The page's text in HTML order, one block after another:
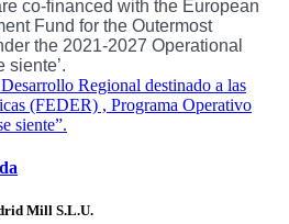
co-financed with the European
Fund for the Outermost
the 2021-2027 Operational
siente’.
Mill S.L.U.